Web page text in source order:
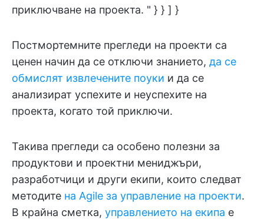
приключване на проекта. " } } ] }
Постмортемните прегледи на проекти са
ценен начин да се отключи знанието, да се
обмислят извлечените поуки и да се
анализират успехите и неуспехите на
проекта, когато той приключи.
Такива прегледи са особено полезни за
продуктови и проектни мениджъри,
разработчици и други екипи, които следват
методите на Agile за управление на проекти.
В крайна сметка, управлението на екипа е